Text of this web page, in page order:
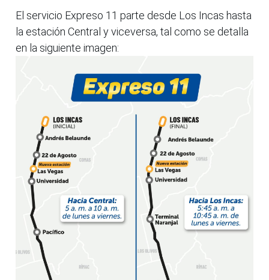
El servicio Expreso 11 parte desde Los Incas hasta
la estación Central y viceversa, tal como se detalla
en la siguiente imagen: